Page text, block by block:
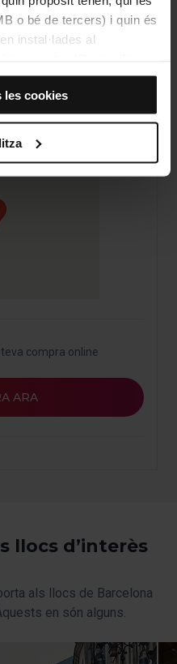
o bé de tercers) i quin és
instal·lades al
tipologia.
cookies”, permets que
al teu navegador.
de cada tipologia de
Així, s’instal·laran
que hagis seleccionat
l’idioma) i milloren la teva
si no les acceptes, no
en aquest web,
les cookies
Felip Neri
compra online
ARA
llocs d’interès
als llocs de Barcelona
en són alguns.